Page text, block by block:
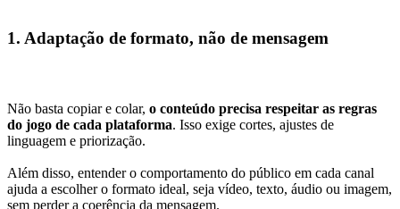
1. Adaptação de formato, não de mensagem
Não basta copiar e colar, o conteúdo precisa respeitar as regras
do jogo de cada plataforma. Isso exige cortes, ajustes de
linguagem e priorização.
Além disso, entender o comportamento do público em cada canal
ajuda a escolher o formato ideal, seja vídeo, texto, áudio ou imagem,
sem perder a coerência da mensagem.